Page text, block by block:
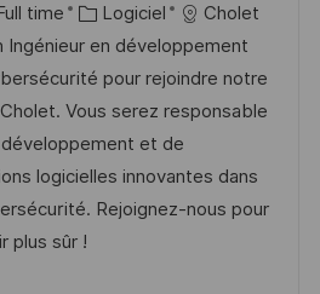
a
t
e
d
’
a
f
time
C
a
t
é
g
o
r
i
Logiciel
Cholet
Ingénieur en développement
pour rejoindre notre
Vous serez responsable
et de
logicielles innovantes dans
Rejoignez-nous pour
plus sûr !